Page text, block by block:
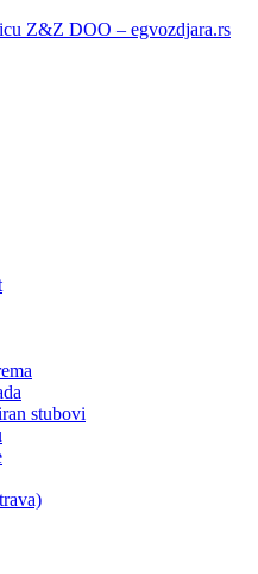
Z&Z DOO – egvozdjara.rs
stubovi